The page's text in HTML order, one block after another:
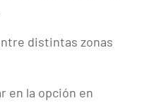
distintas zonas
en la opción en